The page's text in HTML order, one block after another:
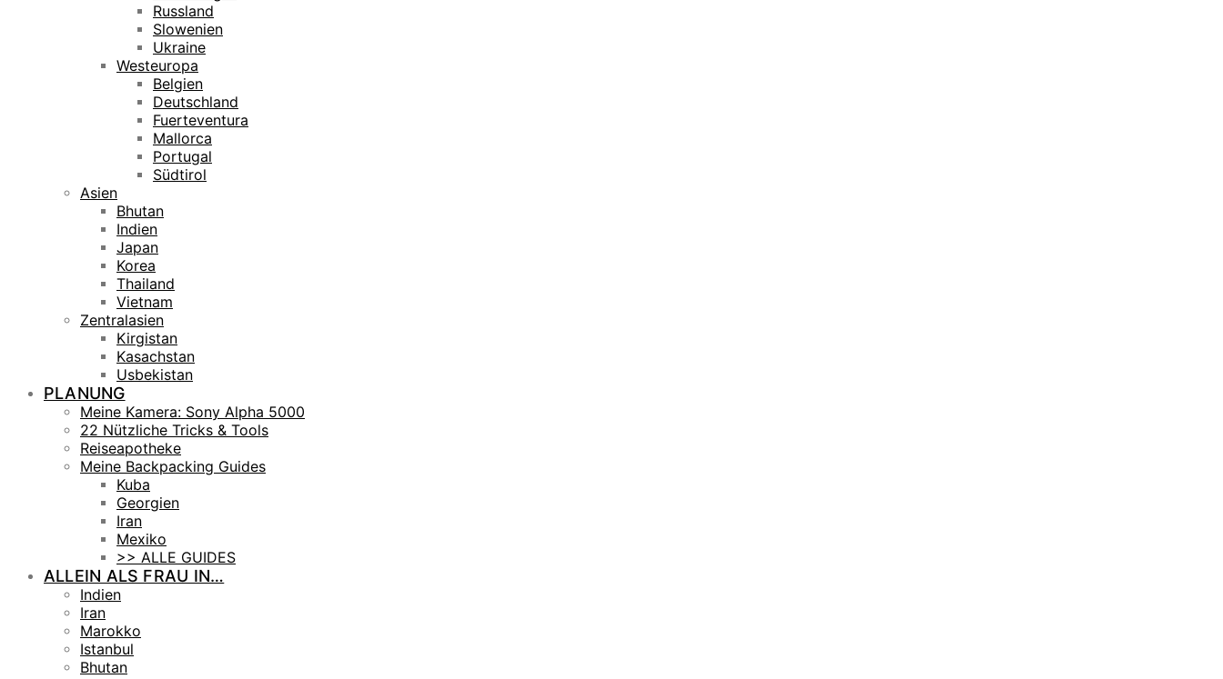
Russland
Slowenien
Ukraine
Westeuropa
Belgien
Deutschland
Fuerteventura
Mallorca
Portugal
Südtirol
Asien
Bhutan
Indien
Japan
Korea
Thailand
Vietnam
Zentralasien
Kirgistan
Kasachstan
Usbekistan
PLANUNG
Meine Kamera: Sony Alpha 5000
22 Nützliche Tricks & Tools
Reiseapotheke
Meine Backpacking Guides
Kuba
Georgien
Iran
Mexiko
>> ALLE GUIDES
ALLEIN ALS FRAU IN…
Indien
Iran
Marokko
Istanbul
Bhutan